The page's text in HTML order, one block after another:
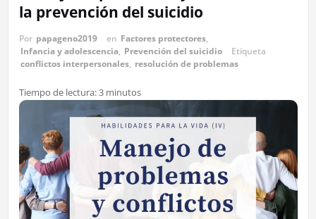
la prevención del suicidio
Por papageno2019 en Factores protectores,
Infancia y adolescencia, Prevención del suicidio
Etiqueta
conflictos interpersonales, resolución de problemas
Tiempo de lectura:3 minutos